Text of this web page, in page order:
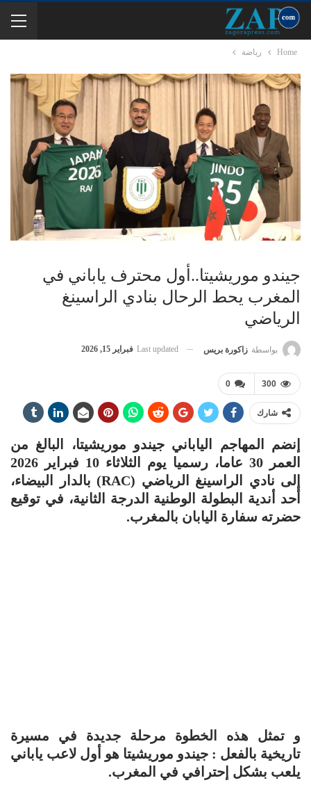
Home رياضة
جيندو موريشيتا..أول محترف ياباني في
المغرب يحط الرحال بنادي الراسينغ
الرياضي
بواسطة زاكورة بريس Last updated فبراير 15, 2026
0 300
شارك
إنضم المهاجم الياباني جيندو موريشيتا، البالغ من
العمر 30 عاما، رسميا يوم الثلاثاء 10 فبراير 2026
إلى نادي الراسينغ الرياضي (RAC) بالدار البيضاء،
أحد أندية البطولة الوطنية الدرجة الثانية، في توقيع
حضرته سفارة اليابان بالمغرب.
و تمثل هذه الخطوة مرحلة جديدة في مسيرة
تاريخية بالفعل : جيندو موريشيتا هو أول لاعب ياباني
يلعب بشكل إحترافي في المغرب.